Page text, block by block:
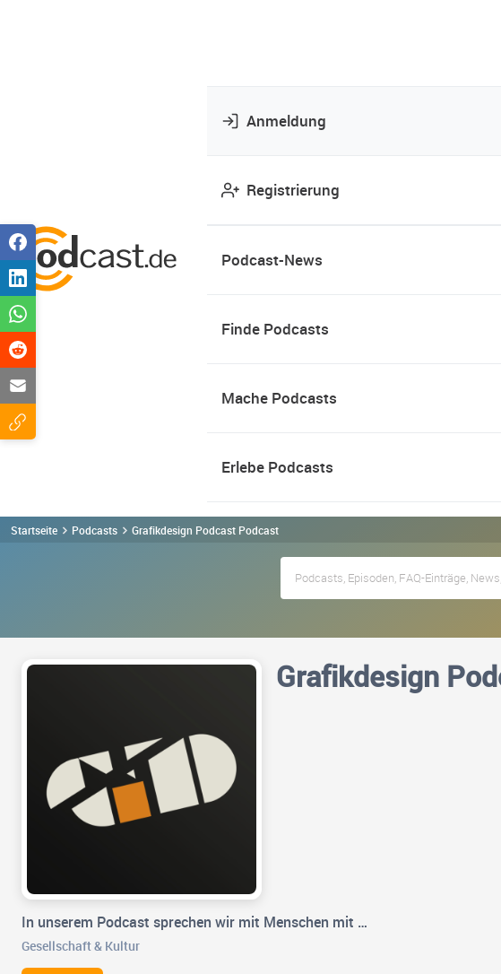
Anmeldung
Registrierung
Podcast-News
Finde Podcasts
Mache Podcasts
Erlebe Podcasts
Startseite Podcasts Grafikdesign Podcast Podcast
Grafikdesign
In unserem Podcast sprechen wir mit Menschen mit …
Gesellschaft & Kultur